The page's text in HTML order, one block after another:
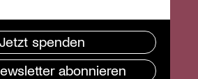
Jetzt spenden
abonnieren